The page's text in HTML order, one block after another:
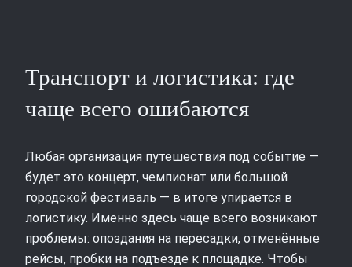
Транспорт и логистика: где
чаще всего ошибаются
Любая организация путешествия под событие —
будет это концерт, чемпионат или большой
городской фестиваль — в итоге упирается в
логистику. Именно здесь чаще всего возникают
проблемы: опоздания на пересадки, отменённые
рейсы, пробки на подъезде к площадке. Чтобы